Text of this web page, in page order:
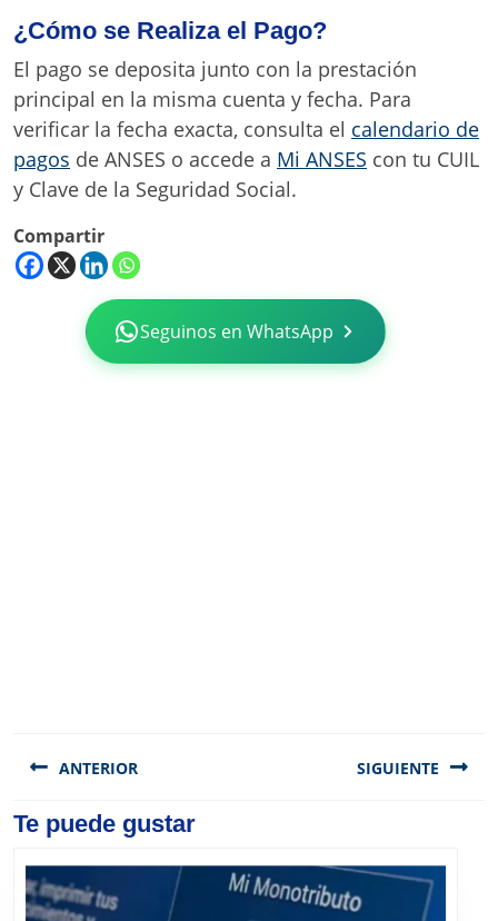
¿Cómo se Realiza el Pago?
El pago se deposita junto con la prestación
principal en la misma cuenta y fecha. Para
verificar la fecha exacta, consulta el calendario de
pagos de ANSES o accede a Mi ANSES con tu CUIL
y Clave de la Seguridad Social.
Compartir
Seguinos en WhatsApp
de
ANTERIOR
Previous
SIGUIENTE
Te puede gustar